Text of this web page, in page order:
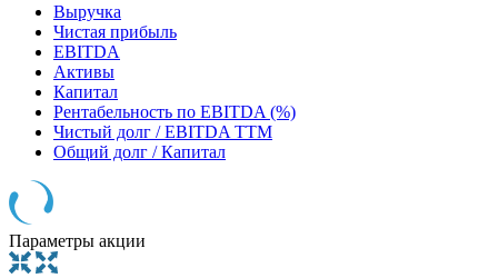
Выручка
Чистая прибыль
EBITDA
Активы
Капитал
Рентабельность по EBITDA (%)
Чистый долг / EBITDA TTM
Общий долг / Капитал
Параметры акции